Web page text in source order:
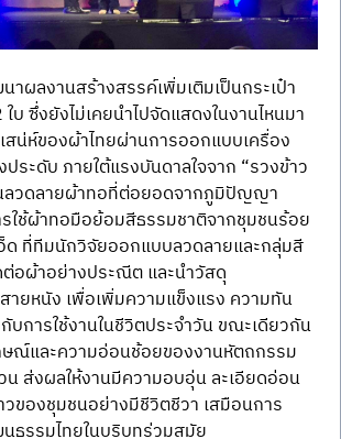
ผลงานสร้างสรรค์เพิ่มเติมเป็นกระเป๋า
บ ซึ่งยังไม่เคยนำไปจัดแสดงในงานไหนมา
น่ห์ของผ้าไทยผ่านการออกแบบเครื่อง
ระดับ ภายใต้แรงบันดาลใจจาก “รวงข้าว
วดลายผ้าทอที่ต่อยอดจากภูมิปัญญา
ใช้ผ้าทอมือย้อมสีธรรมชาติจากชุมชนร้อย
ด ที่ทีมนักวิจัยออกแบบลวดลายและกลุ่มสี
อผ้าอย่างประณีต และนำวัสดุ
ายหนัง เพื่อเพิ่มความแข็งแรง ความทัน
บการใช้งานในชีวิตประจำวัน ขณะเดียวกัน
ณ์และความอ่อนช้อยของงานหัตถกรรม
น ส่งผลให้งานมีความอบอุ่น ละเอียดอ่อน
วของชุมชนอย่างมีชีวิตชีวา เสมือนการ
รรมไทยในบริบทร่วมสมัย